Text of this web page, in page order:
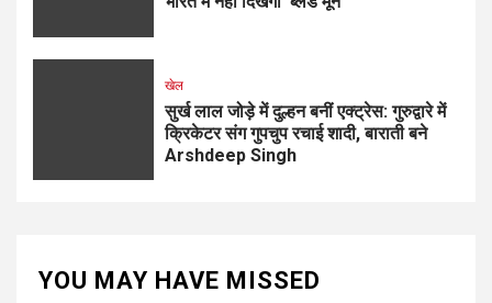
खेल
सुर्ख लाल जोड़े में दुल्हन बनीं एक्ट्रेस: गुरुद्वारे में
क्रिकेटर संग गुपचुप रचाई शादी, बाराती बने
Arshdeep Singh
YOU MAY HAVE MISSED